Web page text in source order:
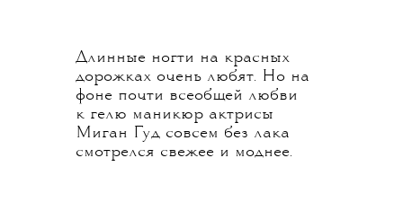
Длинные ногти на красных
дорожках очень любят. Но на
фоне почти всеобщей любви
к гелю маникюр актрисы
Миган Гуд совсем без лака
смотрелся свежее и моднее.